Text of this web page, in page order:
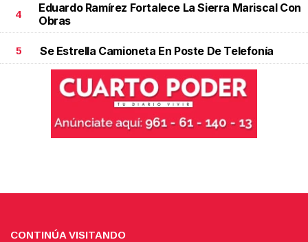
4
Eduardo Ramírez Fortalece La Sierra Mariscal Con
Obras
5 Se Estrella Camioneta En Poste De Telefonía
CONTINÚA VISITANDO